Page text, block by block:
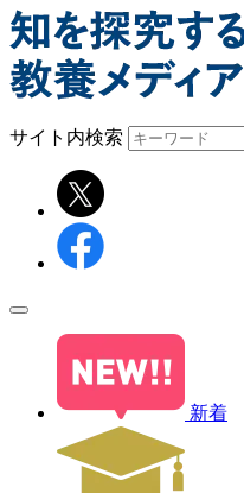
サイト内検索
新着